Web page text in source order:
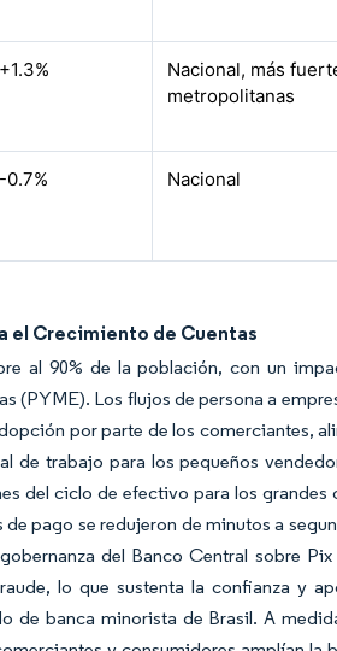
+1.3%
Nacional, más
metropolitanas
-0.7% Nacional
el Crecimiento de Cuentas
al 90% de la población, con un
(PYME). Los flujos de persona a
por parte de los comerciantes,
de trabajo para los pequeños
del ciclo de efectivo para los grandes
pago se redujeron de minutos a
del Banco Central sobre
lo que sustenta la confianza y
de banca minorista de Brasil. A